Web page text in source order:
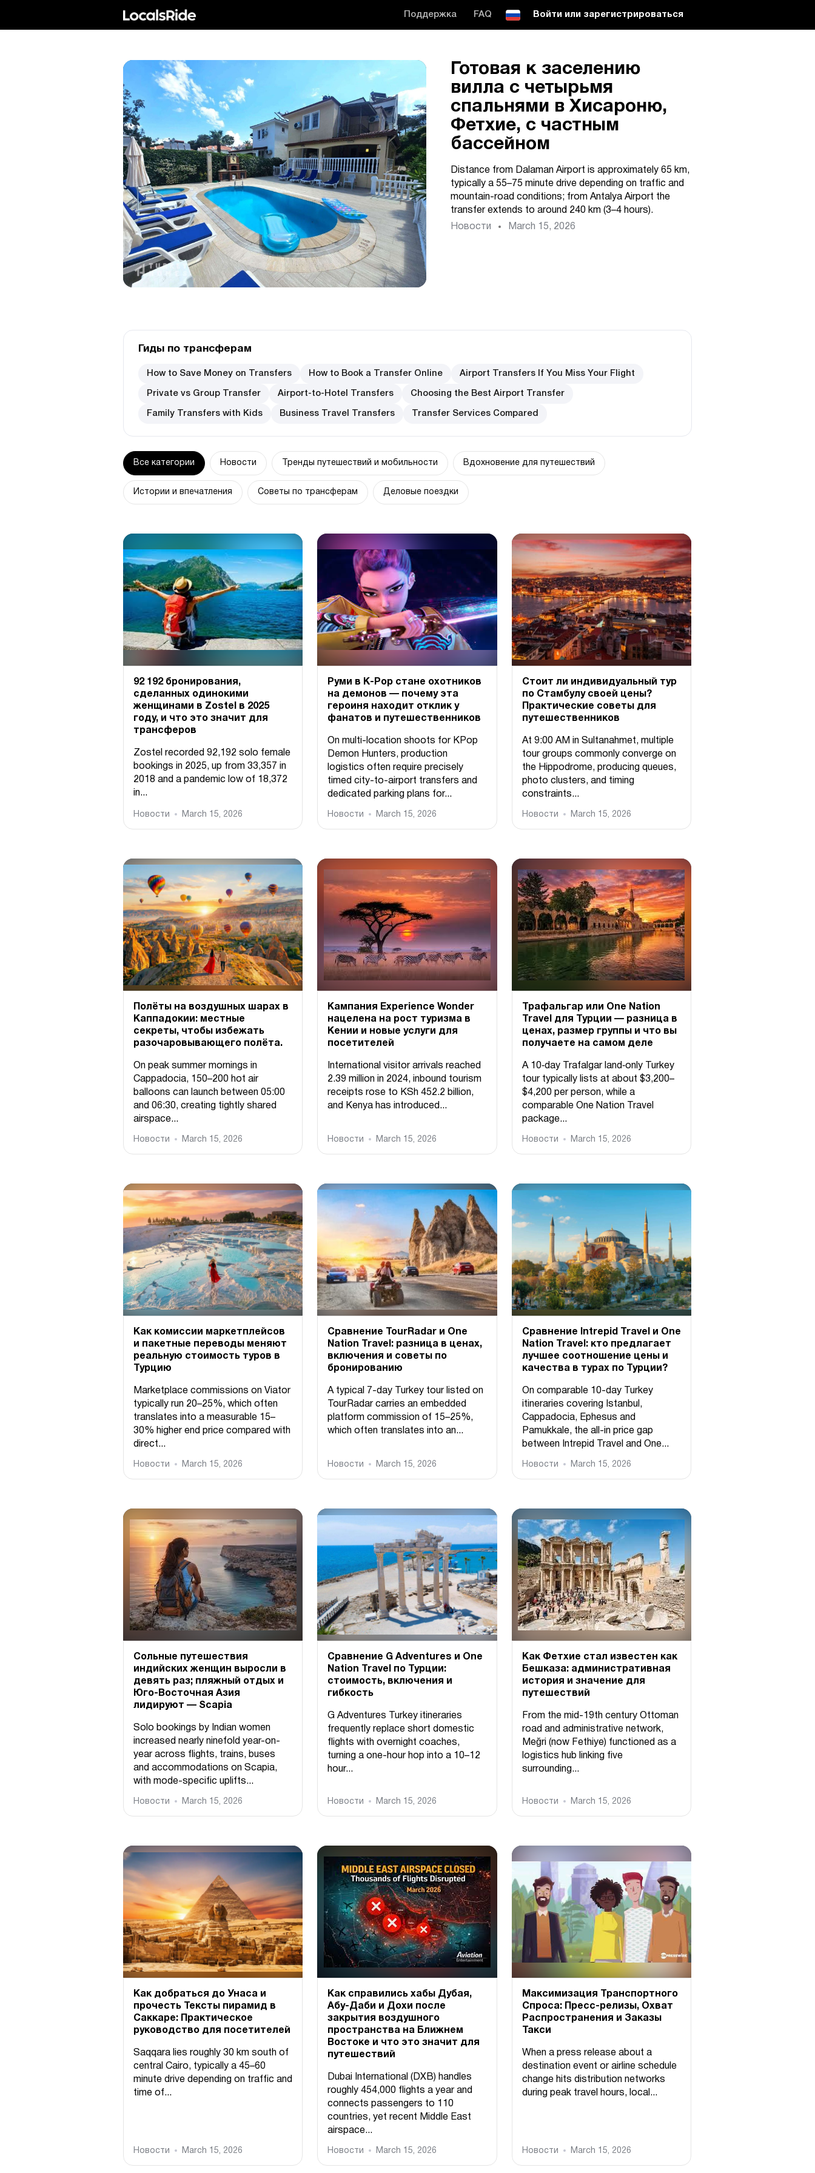
Поддержка FAQ Войти или зарегистрироваться
Готовая к заселению
вилла с четырьмя
спальнями в Хисароню,
Фетхие, с частным
бассейном
Distance from Dalaman Airport is approximately 65 km,
typically a 55–75 minute drive depending on traffic and
mountain-road conditions; from Antalya Airport the
transfer extends to around 240 km (3–4 hours).
Новости
March 15, 2026
Гиды по трансферам
How to Save Money on Transfers How to Book a Transfer Online Airport Transfers If You Miss Your Flight
Private vs Group Transfer Airport-to-Hotel Transfers Choosing the Best Airport Transfer
Family Transfers with Kids Business Travel Transfers Transfer Services Compared
Все категории Новости Тренды путешествий и мобильности Вдохновение для путешествий
Истории и впечатления Советы по трансферам Деловые поездки
92 192 бронирования,
сделанных одинокими
женщинами в Zostel в 2025
году, и что это значит для
трансферов
Zostel recorded 92,192 solo female
bookings in 2025, up from 33,357 in
2018 and a pandemic low of 18,372
in...
Новости March 15, 2026
Руми в K-Pop стане охотников
на демонов — почему эта
героиня находит отклик у
фанатов и путешественников
On multi-location shoots for KPop
Demon Hunters, production
logistics often require precisely
timed city-to-airport transfers and
dedicated parking plans for...
Новости March 15, 2026
Стоит ли индивидуальный тур
по Стамбулу своей цены?
Практические советы для
путешественников
At 9:00 AM in Sultanahmet, multiple
tour groups commonly converge on
the Hippodrome, producing queues,
photo clusters, and timing
constraints...
Новости March 15, 2026
Полёты на воздушных шарах в
Каппадокии: местные
секреты, чтобы избежать
разочаровывающего полёта.
On peak summer mornings in
Cappadocia, 150–200 hot air
balloons can launch between 05:00
and 06:30, creating tightly shared
airspace...
Новости March 15, 2026
Кампания Experience Wonder
нацелена на рост туризма в
Кении и новые услуги для
посетителей
International visitor arrivals reached
2.39 million in 2024, inbound tourism
receipts rose to KSh 452.2 billion,
and Kenya has introduced...
Новости March 15, 2026
Трафальгар или One Nation
Travel для Турции — разница в
ценах, размер группы и что вы
получаете на самом деле
A 10‑day Trafalgar land‑only Turkey
tour typically lists at about $3,200–
$4,200 per person, while a
comparable One Nation Travel
package...
Новости March 15, 2026
Как комиссии маркетплейсов
и пакетные переводы меняют
реальную стоимость туров в
Турцию
Marketplace commissions on Viator
typically run 20–25%, which often
translates into a measurable 15–
30% higher end price compared with
direct...
Новости March 15, 2026
Сравнение TourRadar и One
Nation Travel: разница в ценах,
включения и советы по
бронированию
A typical 7-day Turkey tour listed on
TourRadar carries an embedded
platform commission of 15–25%,
which often translates into an...
Новости March 15, 2026
Сравнение Intrepid Travel и One
Nation Travel: кто предлагает
лучшее соотношение цены и
качества в турах по Турции?
On comparable 10-day Turkey
itineraries covering Istanbul,
Cappadocia, Ephesus and
Pamukkale, the all-in price gap
between Intrepid Travel and One...
Новости March 15, 2026
Сольные путешествия
индийских женщин выросли в
девять раз; пляжный отдых и
Юго-Восточная Азия
лидируют — Scapia
Solo bookings by Indian women
increased nearly ninefold year-on-
year across flights, trains, buses
and accommodations on Scapia,
with mode-specific uplifts...
Новости March 15, 2026
Сравнение G Adventures и One
Nation Travel по Турции:
стоимость, включения и
гибкость
G Adventures Turkey itineraries
frequently replace short domestic
flights with overnight coaches,
turning a one-hour hop into a 10–12
hour...
Новости March 15, 2026
Как Фетхие стал известен как
Бешкaзa: административная
история и значение для
путешествий
From the mid-19th century Ottoman
road and administrative network,
Meğri (now Fethiye) functioned as a
logistics hub linking five
surrounding...
Новости March 15, 2026
Как добраться до Унаса и
прочесть Тексты пирамид в
Саккаре: Практическое
руководство для посетителей
Saqqara lies roughly 30 km south of
central Cairo, typically a 45–60
minute drive depending on traffic and
time of...
Новости March 15, 2026
Как справились хабы Дубая,
Абу-Даби и Дохи после
закрытия воздушного
пространства на Ближнем
Востоке и что это значит для
путешествий
Dubai International (DXB) handles
roughly 454,000 flights a year and
connects passengers to 110
countries, yet recent Middle East
airspace...
Новости March 15, 2026
Максимизация Транспортного
Спроса: Пресс-релизы, Охват
Распространения и Заказы
Такси
When a press release about a
destination event or airline schedule
change hits distribution networks
during peak travel hours, local...
Новости March 15, 2026